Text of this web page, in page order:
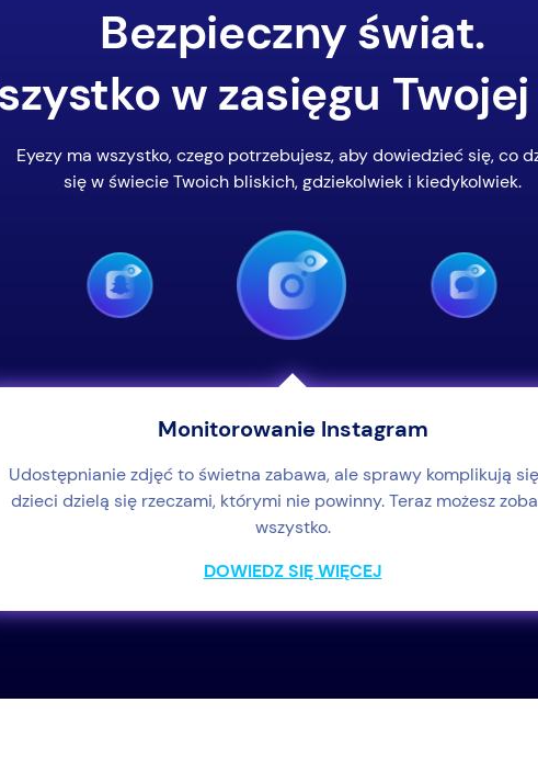
Bezpieczny świat.
w zasięgu
Eyezy ma wszystko, czego potrzebujesz, aby dowiedzieć się, co
się w świecie Twoich bliskich, gdziekolwiek i kiedykolwiek.
Monitorowanie Instagram
Udostępnianie zdjęć to świetna zabawa, ale sprawy komplikują
dzieci dzielą się rzeczami, którymi nie powinny. Teraz możesz
wszystko.
DOWIEDZ SIĘ WIĘCEJ